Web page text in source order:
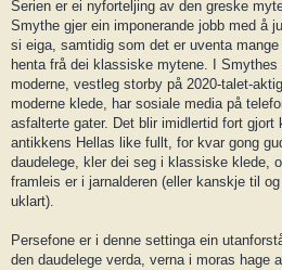
Serien er ei nyforteljing av den greske
Smythe gjer ein imponerande jobb med å
si eiga, samtidig som det er uventa
henta frå dei klassiske mytene. I
moderne, vestleg storby på 2020-talet-
moderne klede, har sosiale media på
asfalterte gater. Det blir imidlertid fort gjort
antikkens Hellas like fullt, for kvar gong
daudelege, kler dei seg i klassiske klede,
framleis er i jarnalderen (eller kanskje til
uklart).
Persefone er i denne settinga ein
den daudelege verda, verna i moras hage